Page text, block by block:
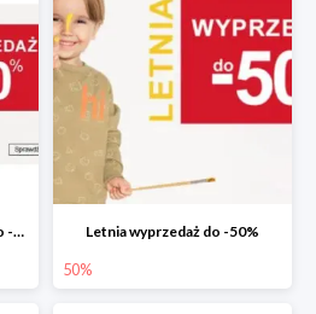
Letnia wyprzedaż w Smyku do -50% Letnia wyprzedaż do -50%
50%